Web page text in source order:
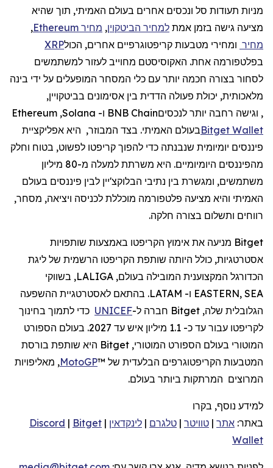
מניות תעודות סל ונכסים אחרים בעולם האמיתי, תוך שהיא
מציעה גישה בזמן אמת למחיר הביטקוין, מחיר Ethereum
,
מחיר
XRPומחירי מטבעות קריפטוגרפיים אחרים, הכול
בפלטפורמה אחת. האקוסיסטם מחוייב לעזור למשתמשים
לסחור בצורה חכמה יותר עם כלי המסחר המופעלים על ידי בינה
מלאכותית, יכולת פעולה הדדית בין אסימונים בביטקויין,
Ethereum ,Solana ו- BNB Chain, וגישה רחבה יותר לנכסים
בעולם האמיתי. בצד המבוזר,Bitget Wallet
היא אפליקציית
פיננסים יומיומית שנבנתה כדי להפוך קריפטו לפשוט, בטוח וחלק
מהפיננסים היומיומיים. היא משרתת למעלה מ-80
מיליון
משתמשים, ומגשרת בין נתיבי הבלוקצ'יין לבין פיננסים בעולם
האמיתי והיא מציעה פלטפורמה מוכללת לכניסה ויציאה, מסחר,
רווחים ותשלום בצורה חלקה.
Bitget מניעה את אימוץ הקריפטו באמצעות שותפויות
אסטרטגיות, כולל היותה שותפת הקריפטו הרשמית של ליגת
הכדורגל המקצוענית המובילה בעולם, LALIGA, בשווקי
EASTERN, SEA ו- LATAM. בהתאם לאסטרטגיית ההשפעה
הגלובלית שלה, Bitget חברה ל-
UNICEF כדי לתמוך בחינוך
לקריפטו עבור עד כ- 1.1 מיליון איש עד 2027. בעולם הספורט
המוטורי בעולם הספורט המוטורי, Bitget היא שותפת בורסת
המטבעות הקריפטוגרפים הבלעדית של ™MotoGP, מאליפויות
המרוצים המרתקות ביותר בעולם.
למידע נוסף, בקרו
באתר: אתר | טוויטר | טלגרם | לינקדאין |
Discord | Bitget
Wallet